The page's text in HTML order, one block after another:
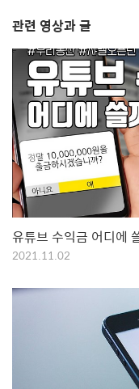
관련 영상과 글
유튜브 수익금 어디에
2021.11.02